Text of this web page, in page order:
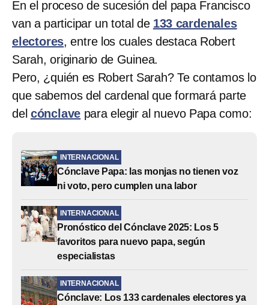
En el proceso de sucesión del papa Francisco
van a participar un total de 133 cardenales
electores, entre los cuales destaca Robert
Sarah, originario de Guinea.
Pero, ¿quién es Robert Sarah? Te contamos lo
que sabemos del cardenal que formará parte
del cónclave para elegir al nuevo Papa como:
INTERNACIONAL
Cónclave Papa: las monjas no tienen voz
ni voto, pero cumplen una labor
INTERNACIONAL
Pronóstico del Cónclave 2025: Los 5
favoritos para nuevo papa, según
especialistas
INTERNACIONAL
Cónclave: Los 133 cardenales electores ya